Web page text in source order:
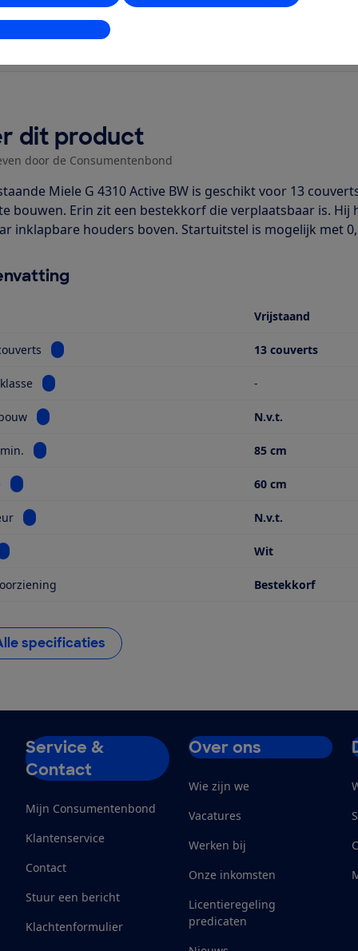
aanpassen
dit product
door de Consumentenbond
Miele G 4310 Active BW is geschikt voor 13
bouwen. Erin zit een bestekkorf die verplaatsbaar is.
inklapbare houders boven. Startuitstel is mogelijk met
Vrijstaand
Bekijk informatie voor Aantal couverts 13 couverts
Bekijk informatie voor Energieklasse -
Bekijk informatie voor Type inbouw N.v.t.
Bekijk informatie voor Hoogte min. 85 cm
Bekijk informatie voor Breedte 60 cm
Bekijk informatie voor Sleepdeur N.v.t.
informatie voor Kleur Wit
Bestekkorf
specificaties
Service &
Contact
Mijn Consumentenbond
Klantenservice
Contact
Stuur een bericht
Klachtenformulier
Over ons
Wie zijn we
Vacatures
Werken bij
Onze inkomsten
Licentieregeling
predicaten